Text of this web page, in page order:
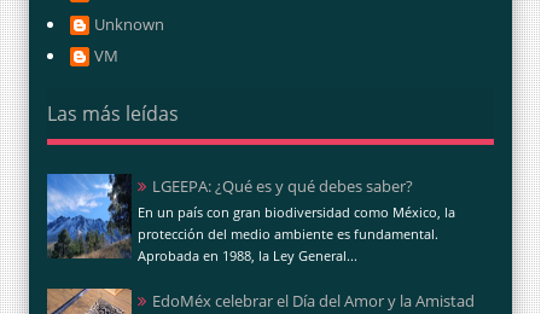
Unknown
VM
Las más leídas
LGEEPA: ¿Qué es y qué debes saber?
En un país con gran biodiversidad como México, la
protección del medio ambiente es fundamental.
Aprobada en 1988, la Ley General...
EdoMéx celebrar el Día del Amor y la Amistad